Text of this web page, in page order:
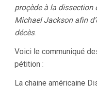
proçède à la dissection
Michael Jackson afin
décès.
Voici le communiqué
pétition :
La chaine américaine